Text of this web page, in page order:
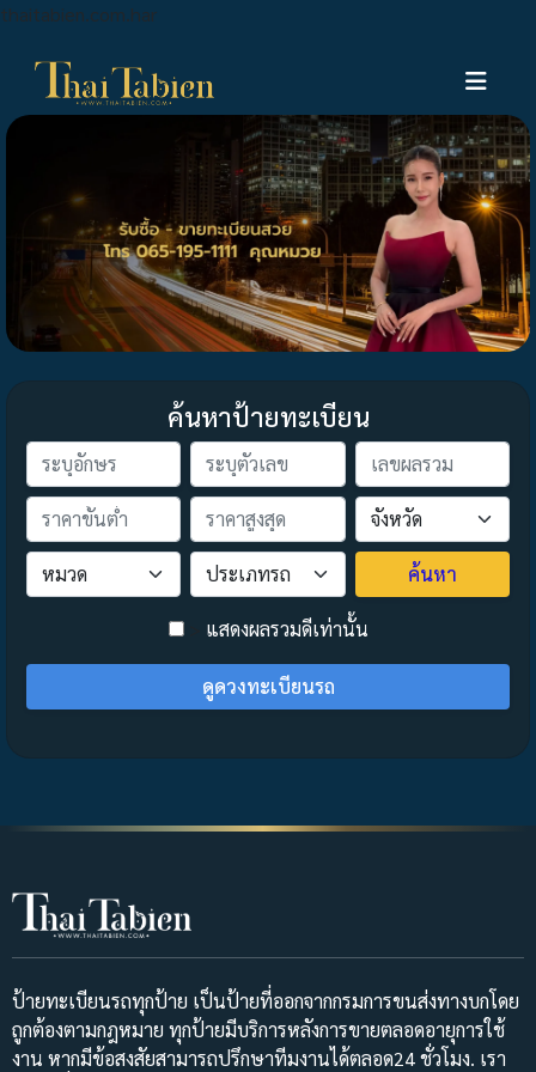
thaitabien.com.har
ค้นหาป้ายทะเบียน
ค้นหา
> แสดงผลรวมดีเท่านั้น
ดูดวงทะเบียนรถ
ป้ายทะเบียนรถทุกป้าย เป็นป้ายที่ออกจากกรมการขนส่งทางบกโดย
ถูกต้องตามกฎหมาย ทุกป้ายมีบริการหลังการขายตลอดอายุการใช้
งาน หากมีข้อสงสัยสามารถปรึกษาทีมงานได้ตลอด24 ชั่วโมง. เรา